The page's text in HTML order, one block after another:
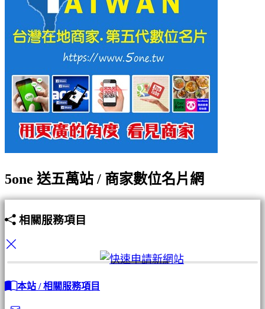
5one 送五萬站 / 商家數位名片網
相關服務項目
本站 / 相關服務項目